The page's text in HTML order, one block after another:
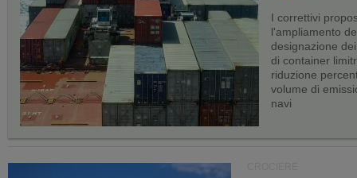
I correttivi
l'ampliamento
designazione
di container
riduzione
volume di
navi